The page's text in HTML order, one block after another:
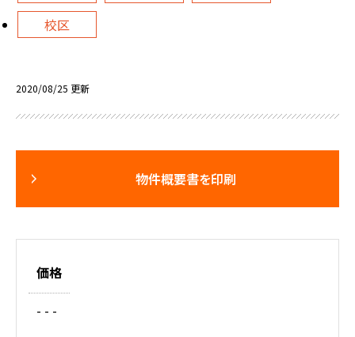
校区
2020/08/25 更新
物件概要書を印刷
価格
- - -